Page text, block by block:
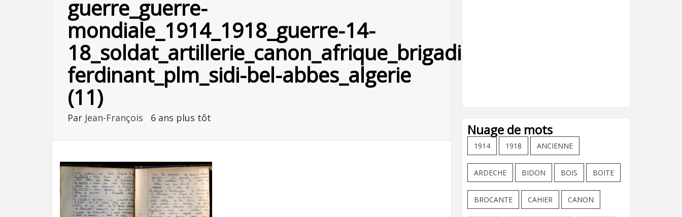
guerre_guerre-
mondiale_1914_1918_guerre-14-
18_soldat_artillerie_canon_afrique_brigadier_bord-
ferdinant_plm_sidi-bel-abbes_algerie
(11)
Par Jean-François 6 ans plus tôt
Nuage de mots
1914 1918 ANCIENNE
ARDECHE BIDON BOIS BOITE
BROCANTE CAHIER CANON